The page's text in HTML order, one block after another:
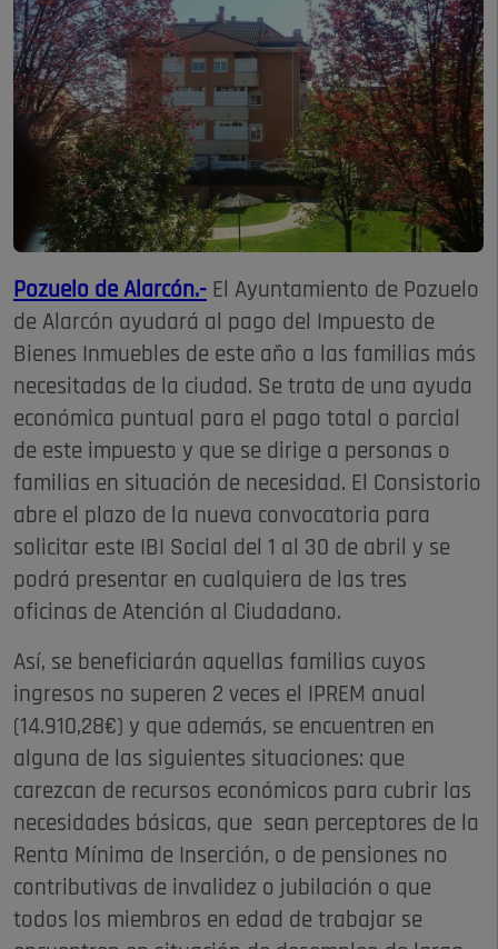
Pozuelo de Alarcón.- El Ayuntamiento de Pozuelo
de Alarcón ayudará al pago del Impuesto de
Bienes Inmuebles de este año a las familias más
necesitadas de la ciudad. Se trata de una ayuda
económica puntual para el pago total o parcial
de este impuesto y que se dirige a personas o
familias en situación de necesidad. El Consistorio
abre el plazo de la nueva convocatoria para
solicitar este IBI Social del 1 al 30 de abril y se
podrá presentar en cualquiera de las tres
oficinas de Atención al Ciudadano.
Así, se beneficiarán aquellas familias cuyos
ingresos no superen 2 veces el IPREM anual
(14.910,28€) y que además, se encuentren en
alguna de las siguientes situaciones: que
carezcan de recursos económicos para cubrir las
necesidades básicas, que sean perceptores de la
Renta Mínima de Inserción, o de pensiones no
contributivas de invalidez o jubilación o que
todos los miembros en edad de trabajar se